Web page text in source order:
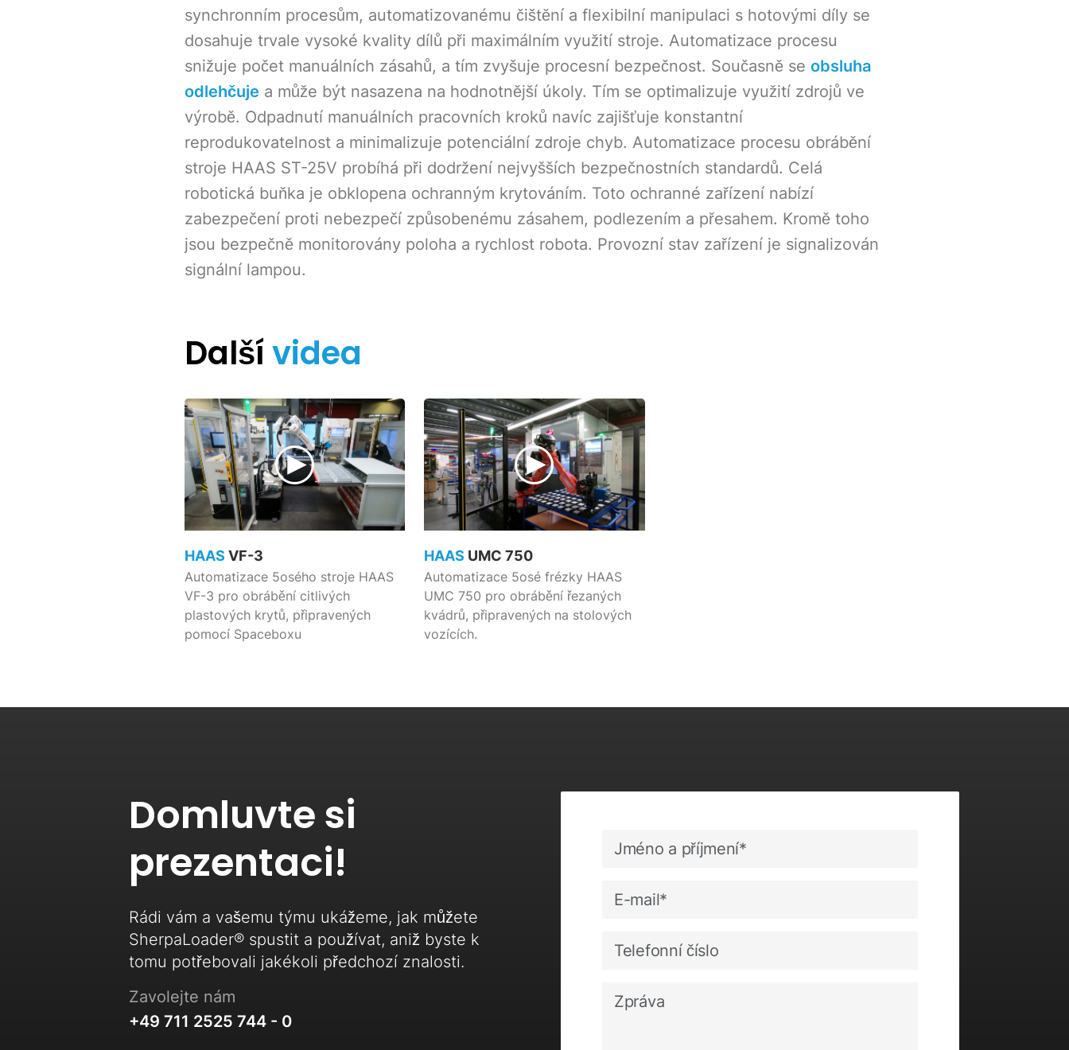
synchronním procesům, automatizovanému čištění a flexibilní manipulaci s hotovými díly se
dosahuje trvale vysoké kvality dílů při maximálním využití stroje. Automatizace procesu
snižuje počet manuálních zásahů, a tím zvyšuje procesní bezpečnost. Současně se obsluha
odlehčuje a může být nasazena na hodnotnější úkoly. Tím se optimalizuje využití zdrojů ve
výrobě. Odpadnutí manuálních pracovních kroků navíc zajišťuje konstantní
reprodukovatelnost a minimalizuje potenciální zdroje chyb. Automatizace procesu obrábění
stroje HAAS ST-25V probíhá při dodržení nejvyšších bezpečnostních standardů. Celá
robotická buňka je obklopena ochranným krytováním. Toto ochranné zařízení nabízí
zabezpečení proti nebezpečí způsobenému zásahem, podlezením a přesahem. Kromě toho
jsou bezpečně monitorovány poloha a rychlost robota. Provozní stav zařízení je signalizován
signální lampou.
Dalšívidea
HAAS VF-3
Automatizace 5osého stroje HAAS
VF-3 pro obrábění citlivých
plastových krytů, připravených
pomocí Spaceboxu
HAAS UMC 750
Automatizace 5osé frézky HAAS
UMC 750 pro obrábění řezaných
kvádrů, připravených na stolových
vozících.
Domluvte si
prezentaci!
Rádi vám a vašemu týmu ukážeme, jak můžete
SherpaLoader® spustit a používat, aniž byste k
tomu potřebovali jakékoli předchozí znalosti.
Zavolejte nám
+49 711 2525 744 - 0